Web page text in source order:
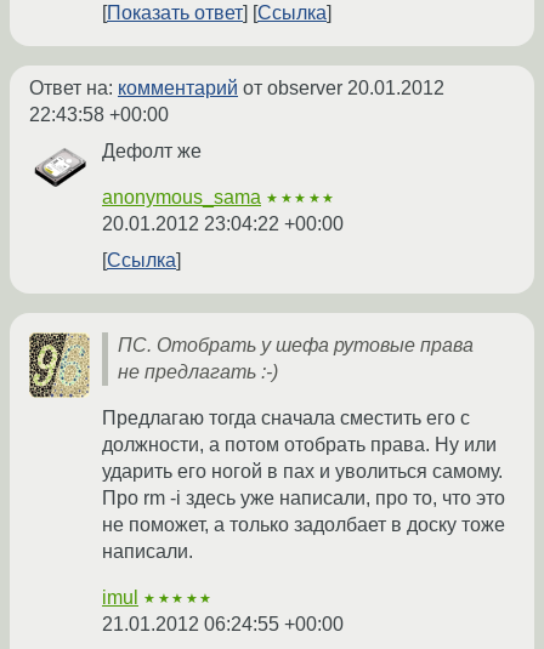
Показать ответ
Ссылка
Ответ на: комментарий от observer 20.01.2012
22:43:58 +00:00
Дефолт же
anonymous_sama ★★★★★
20.01.2012 23:04:22 +00:00
Ссылка
ПС. Отобрать у шефа рутовые права
не предлагать :-)
Предлагаю тогда сначала сместить его с
должности, а потом отобрать права. Ну или
ударить его ногой в пах и уволиться самому.
Про rm -i здесь уже написали, про то, что это
не поможет, а только задолбает в доску тоже
написали.
imul ★★★★★
21.01.2012 06:24:55 +00:00